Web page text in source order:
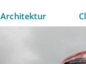
Architektur